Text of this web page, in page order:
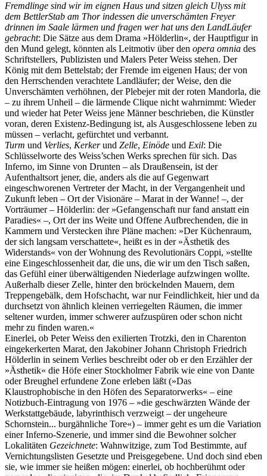
Fremdlinge sind wir im eignen Haus und sitzen gleich Ulyss mit
dem BettlerStab am Thor indessen die unverschämten Freyer
drinnen im Saale lärmen und fragen wer hat uns den LandLäufer
gebracht: Die Sätze aus dem Drama »Hölderlin«, der Hauptfigur in
den Mund gelegt, könnten als Leitmotiv über den opera omnia des
Schriftstellers, Publizisten und Malers Peter Weiss stehen. Der
König mit dem Bettelstab; der Fremde im eigenen Haus; der von
den Herrschenden verachtete Landläufer; der Weise, den die
Unverschämten verhöhnen, der Plebejer mit der roten Mandorla, die
– zu ihrem Unheil – die lärmende Clique nicht wahrnimmt: Wieder
und wieder hat Peter Weiss jene Männer beschrieben, die Künstler
voran, deren Existenz-Bedingung ist, als Ausgeschlossene leben zu
müssen – verlacht, gefürchtet und verbannt.
Turm und Verlies, Kerkerund Zelle, Einöde und Exil: Die
Schlüsselworte des Weiss’schen Werks sprechen für sich. Das
Inferno, im Sinne von Drunten – als Draußensein, ist der
Aufenthaltsort jener, die, anders als die auf Gegenwart
eingeschworenen Vertreter der Macht, in der Vergangenheit und
Zukunft leben – Ort der Visionäre – Marat in der Wanne! –, der
Vorträumer – Hölderlin: der »Gefangenschaft nur fand anstatt ein
Paradies« –, Ort der ins Weite und Offene Aufbrechenden, die in
Kammern und Verstecken ihre Pläne machen: »Der Küchenraum,
der sich langsam verschattete«, heißt es in der »Ästhetik des
Widerstands« von der Wohnung des Revolutionärs Coppi, »stellte
eine Eingeschlossenheit dar, die uns, die wir um den Tisch saßen,
das Gefühl einer überwältigenden Niederlage aufzwingen wollte.
Außerhalb dieser Zelle, hinter den bröckelnden Mauern, dem
Treppengebälk, dem Hofschacht, war nur Feindlichkeit, hier und da
durchsetzt von ähnlich kleinen verriegelten Räumen, die immer
seltener wurden, immer schwerer aufzuspüren oder schon nicht
mehr zu finden waren.«
Einerlei, ob Peter Weiss den exilierten Trotzki, den in Charenton
eingekerkerten Marat, den Jakobiner Johann Christoph Friedrich
Hölderlin in seinem Verlies beschreibt oder ob er den Erzähler der
»Ästhetik« die Höfe einer Stockholmer Fabrik wie eine von Dante
oder Breughel erfundene Zone erleben läßt (»Das
Klaustrophobische in den Höfen des Separatorwerks« – eine
Notizbuch-Eintragung von 1976 – »die geschwärzten Wände der
Werkstattgebäude, labyrinthisch verzweigt – der ungeheure
Schornstein... burgähnliche Tore«) – immer geht es um die Variation
einer Inferno-Szenerie, und immer sind die Bewohner solcher
Lokalitäten Gezeichnete: Wahnwitzige, zum Tod Bestimmte, auf
Vernichtungslisten Gesetzte und Preisgegebene. Und doch sind eben
sie, wie immer sie heißen mögen: einerlei, ob hochberühmt oder